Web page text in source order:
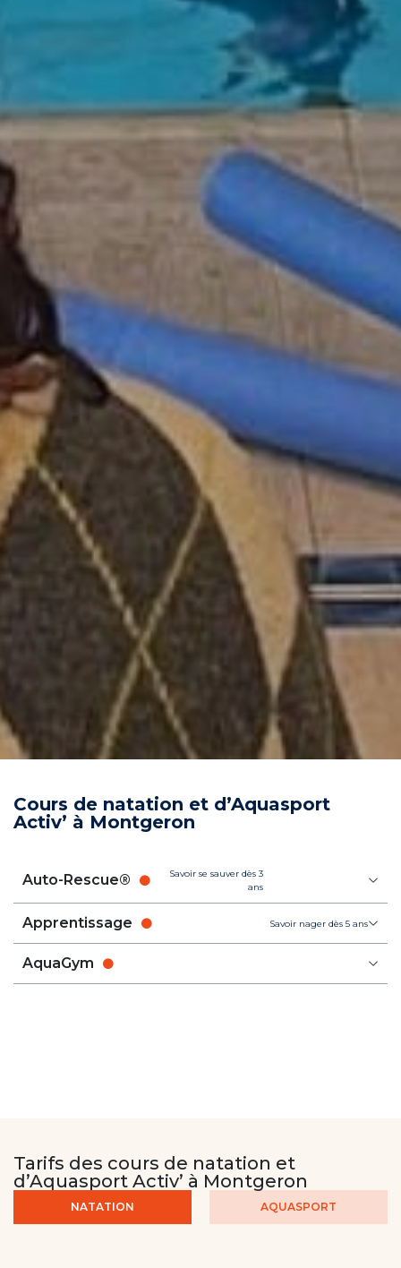
Cours de natation et d’Aquasport
Activ’ à Montgeron
Auto-Rescue®
Savoir se sauver dès 3
ans
Apprentissage Savoir nager dès 5 ans
AquaGym
Tarifs des cours de natation et
d’Aquasport Activ’ à Montgeron
NATATION AQUASPORT